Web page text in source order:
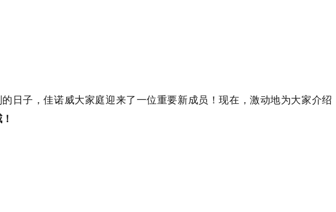
佳诺威集团（河南）科技有限公司二期
日子，佳诺威大家庭迎来了一位重要新成员！现在，激动地为大家介绍